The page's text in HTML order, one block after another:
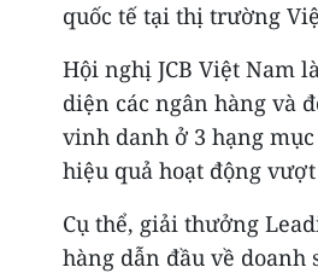
quốc tế tại thị trường
Hội nghị JCB Việt Nam
diện các ngân hàng và
vinh danh ở 3 hạng
hiệu quả hoạt động
Cụ thể, giải thưởng
hàng dẫn đầu về doanh